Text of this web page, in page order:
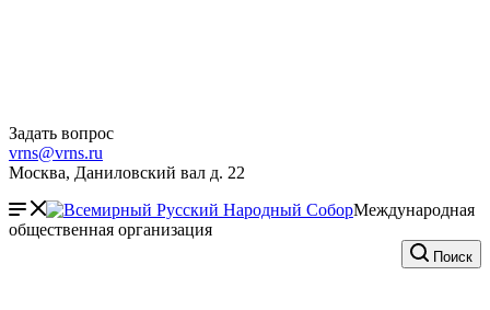
Задать вопрос
vrns@vrns.ru
Москва, Даниловский вал д. 22
Международная
общественная организация
Поиск